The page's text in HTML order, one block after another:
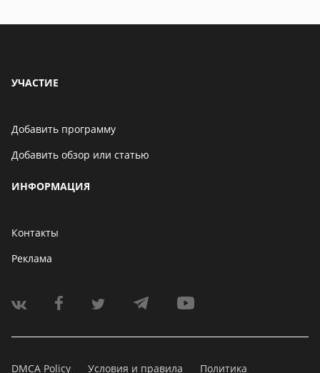
УЧАСТИЕ
Добавить программу
Добавить обзор или статью
ИНФОРМАЦИЯ
Контакты
Реклама
DMCA Policy Условия и правила Политика